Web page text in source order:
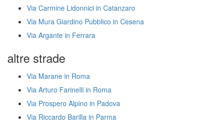
Via Carmine Lidonnici in Catanzaro
Via Mura Giardino Pubblico in Cesena
Via Argante in Ferrara
altre strade
Via Marane in Roma
Via Arturo Farinelli in Roma
Via Prospero Alpino in Padova
Via Riccardo Barilla in Parma